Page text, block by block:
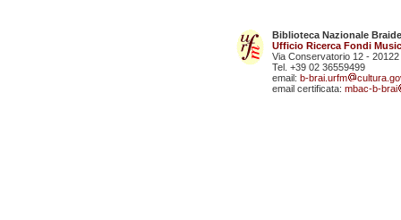
Biblioteca Nazionale
Ufficio Ricerca Fondi
Via Conservatorio 12 - 20122
Tel. +39 02 36559499
email: b-brai.urfm
email certificata: mbac-b-brai